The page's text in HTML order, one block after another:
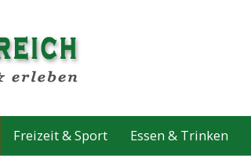
Freizeit & Sport Essen & Trinken